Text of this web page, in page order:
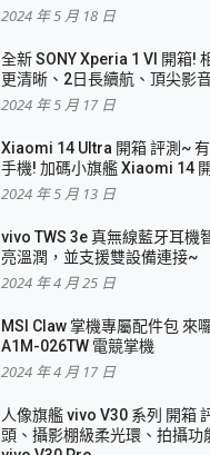
2024 年 5 月 18 日
全新 SONY Xperia 1 VI 開箱!
更清晰、2日長續航、頂尖影
2024 年 5 月 17 日
Xiaomi 14 Ultra 開箱 評測~
手機! 加碼小旗艦 Xiaomi 14
2024 年 5 月 13 日
vivo TWS 3e 真無線藍牙耳機
亮溫潤，並支援雙設備連接~
2024 年 4 月 25 日
MSI Claw 掌機專屬配件包 來
A1M-026TW 電競掌機
2024 年 4 月 17 日
人像旗艦 vivo V30 系列 開箱
頭、攝影棚級柔光環、拍攝功